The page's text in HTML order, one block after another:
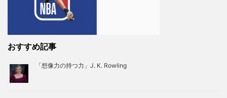
おすすめ記事
「想像力の持つ力」J. K. Rowling